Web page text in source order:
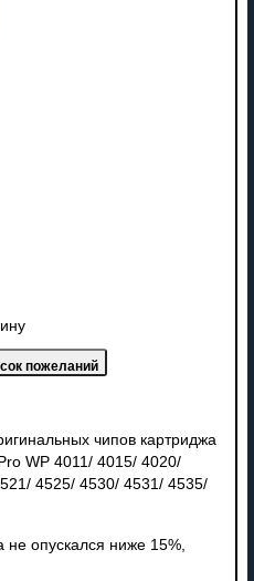
чипов картриджа
WP 4011/ 4015/ 4020/
4525/ 4530/ 4531/ 4535/
опускался ниже 15%,